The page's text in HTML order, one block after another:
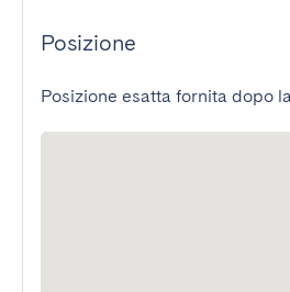
Posizione
Posizione esatta fornita dopo